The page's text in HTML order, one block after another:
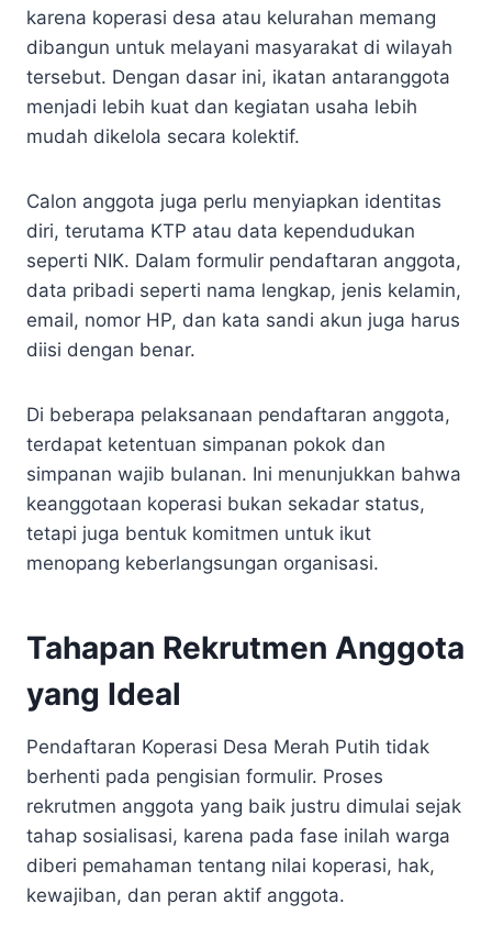
karena koperasi desa atau kelurahan memang
dibangun untuk melayani masyarakat di wilayah
tersebut. Dengan dasar ini, ikatan antaranggota
menjadi lebih kuat dan kegiatan usaha lebih
mudah dikelola secara kolektif.
Calon anggota juga perlu menyiapkan identitas
diri, terutama KTP atau data kependudukan
seperti NIK. Dalam formulir pendaftaran anggota,
data pribadi seperti nama lengkap, jenis kelamin,
email, nomor HP, dan kata sandi akun juga harus
diisi dengan benar.
Di beberapa pelaksanaan pendaftaran anggota,
terdapat ketentuan simpanan pokok dan
simpanan wajib bulanan. Ini menunjukkan bahwa
keanggotaan koperasi bukan sekadar status,
tetapi juga bentuk komitmen untuk ikut
menopang keberlangsungan organisasi.
Tahapan Rekrutmen Anggota
yang Ideal
Pendaftaran Koperasi Desa Merah Putih tidak
berhenti pada pengisian formulir. Proses
rekrutmen anggota yang baik justru dimulai sejak
tahap sosialisasi, karena pada fase inilah warga
diberi pemahaman tentang nilai koperasi, hak,
kewajiban, dan peran aktif anggota.